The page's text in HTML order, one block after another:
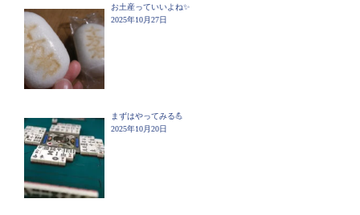
お土産っていいよね✨
2025年10月27日
まずはやってみる💪
2025年10月20日